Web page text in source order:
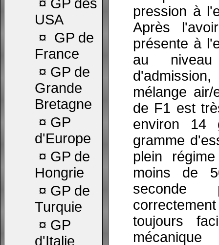
¤ GP des
USA
¤ GP de
France
¤ GP de
Grande
Bretagne
¤ GP
d'Europe
¤ GP de
Hongrie
¤ GP de
Turquie
¤ GP
d'Italie
pression à
Après
présente à
au
mélange
de F1 est
environ 14
gramme
plein
moins de
seconde
toujours